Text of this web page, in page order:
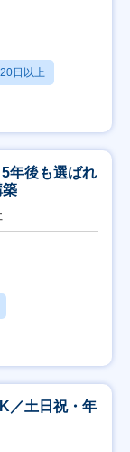
日以上
年後も選ばれ
築
／土日祝・年